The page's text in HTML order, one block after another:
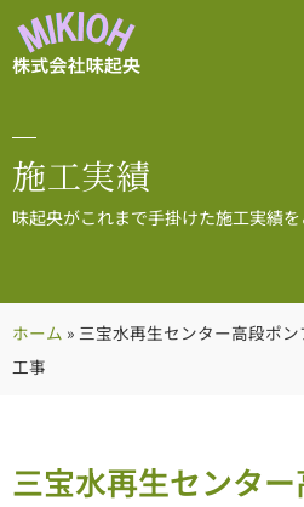
施工実績
味起央がこれまで手掛けた施工実績を
ホーム » 三宝水再生センター高段ポ
工事
三宝水再生センタ